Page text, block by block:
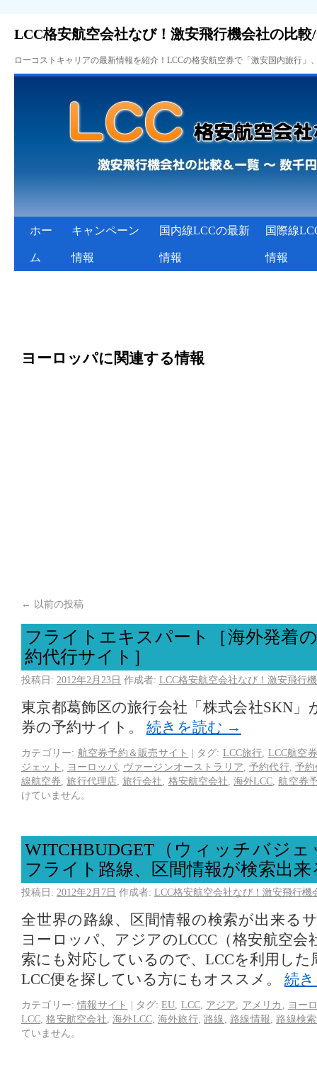
LCC格安航空会社なび！激安飛行機会社の比較
ローコストキャリアの最新情報を紹介！LCCの格安航空券で「激安国内旅行
ホー
ム
キャンペーン
情報
国内線LCCの最新
情報
国際線
情報
ヨーロッパに関連する情報
← 以前の投稿
フライトエキスパート［海外発着
約代行サイト］
投稿日: 2012年2月23日 作成者: LCC格安航空会社なび！激安飛行
東京都葛飾区の旅行会社「株式会社SKN」
券の予約サイト。 続きを読む →
カテゴリー: 航空券予約＆販売サイト | タグ: LCC旅行 LCC航空券
ジェット
ヨーロッパ, ヴァージンオーストラリア ,予約代行, 予
線航空券 ,旅行代理店 ,旅行会社 格安航空会社 ,海外LCC ,航空券
けていません。
WITCHBUDGET（ウィッチバジ
フライト路線、区間情報が検索出
投稿日: 2012年2月7日 作成者: LCC格安航空会社なび！激安飛行機
全世界の路線、区間情報の検索が出来る
ヨーロッパ、アジアのLCCC（格安航空会
索にも対応しているので、LCCを利用した
LCC便を探している方にもオススメ。 続
カテゴリー: 情報サイト | タグ: EU LCC, アジア アメリカ
ヨー
LCC ,格安航空会社 ,海外LCC, 海外旅行, 路線 路線情報
路線検
ていません。